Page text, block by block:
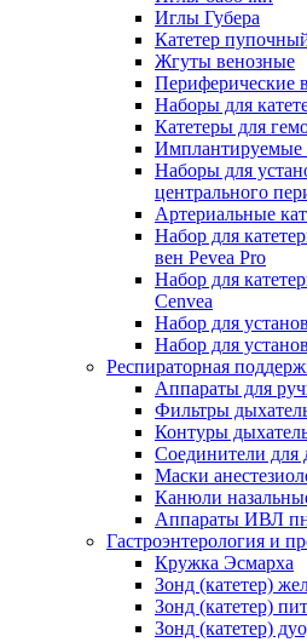
Иглы Губера
Катетер
Жгуты венозные
Периферические
Наборы для
Катетеры для
Имплантируемые
Наборы для
центрального
Артериальные
Набор для
вен Pevea Pro
Набор для
Cenvea
Набор для
Набор для
Респираторная
Аппараты для
Фильтры
Контуры
Соединители для
Маски
Канюли
Аппараты ИВЛ
Гастроэнтерология и
Кружка Эсмарха
Зонд (катетер)
Зонд (катетер)
Зонд (катетер)